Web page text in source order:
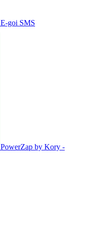
E-goi SMS
PowerZap by Kory -